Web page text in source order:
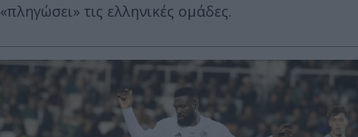
«πληγώσει» τις ελληνικές ομάδες.